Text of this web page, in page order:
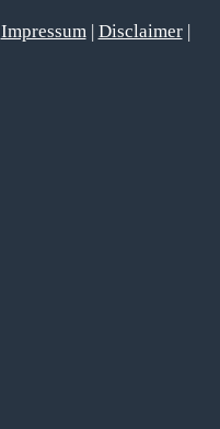
Impressum| Disclaimer|